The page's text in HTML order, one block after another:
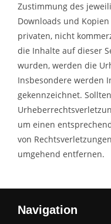
Zustimmung des
Downloads und
privaten, nicht
die Inhalte auf dieser
wurden, werden die
Insbesondere werden
gekennzeichnet.
um einen
von
umgehend entfernen.
Navigation